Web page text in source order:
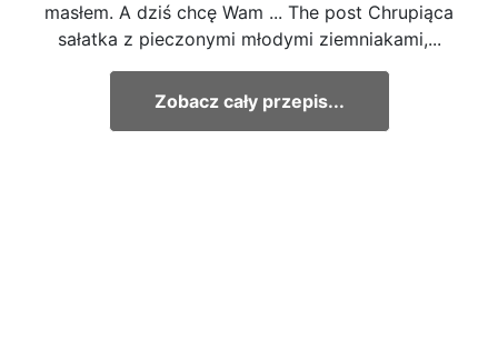
masłem. A dziś chcę Wam ... The post Chrupiąca
sałatka z pieczonymi młodymi ziemniakami,...
Zobacz cały przepis...